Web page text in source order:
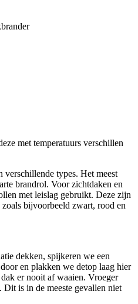
met temperatuurs verschillen
verschillende types. Het meest
brandrol. Voor zichtdaken en
met leislag gebruikt. Deze zijn
bijvoorbeeld zwart, rood en
dekken, spijkeren we een
en plakken we detop laag hier
er nooit af waaien. Vroeger
is in de meeste gevallen niet